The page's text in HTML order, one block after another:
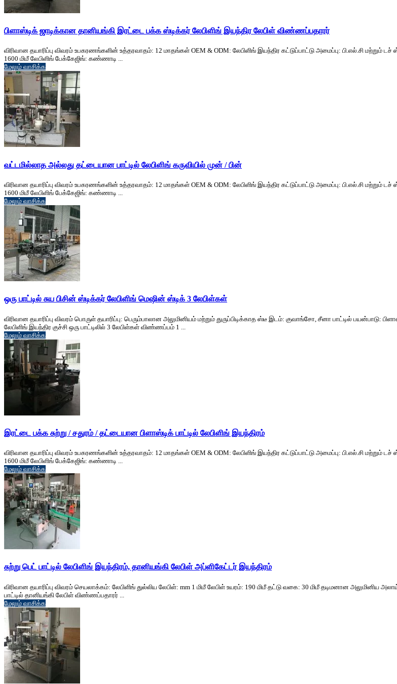
பிளாஸ்டிக் ஜாடிக்கான தானியங்கி இரட்டை பக்க ஸ்டிக்கர் லேபிளிங் இயந்திர லேபிள் விண்ணப்பதாரர்
விரிவான தயாரிப்பு விவரம் உபகரணங்களின் உத்தரவாதம்: 12 மாதங்கள் OEM & ODM: லேபிளிங் இயந்திர கட்டுப்பாட்டு அமைப்பு: பி.எல்.சி மற்றும் டச்
1600 மிமீ லேபிளிங் பேக்கேஜிங்: கண்ணாடி ...
மேலும் வாசிக்க
வட்டமில்லாத அல்லது தட்டையான பாட்டில் லேபிளிங் கருவியில் முன் / பின்
விரிவான தயாரிப்பு விவரம் உபகரணங்களின் உத்தரவாதம்: 12 மாதங்கள் OEM & ODM: லேபிளிங் இயந்திர கட்டுப்பாட்டு அமைப்பு: பி.எல்.சி மற்றும் டச்
1600 மிமீ லேபிளிங் பேக்கேஜிங்: கண்ணாடி ...
மேலும் வாசிக்க
ஒரு பாட்டில் சுய பிசின் ஸ்டிக்கர் லேபிளிங் மெஷின் ஸ்டிக் 3 லேபிள்கள்
விரிவான தயாரிப்பு விவரம் பொருள் தயாரிப்பு: பெரும்பாலான அலுமினியம் மற்றும் துருப்பிடிக்காத ஸ்டீ இடம்: குவாங்சோ, சீனா பாட்டில் பயன்பாடு:
லேபிளிங் இயந்திர குச்சி ஒரு பாட்டிலில் 3 லேபிள்கள் விண்ணப்பம் 1 ...
மேலும் வாசிக்க
இரட்டை பக்க சுற்று / சதுரம் / தட்டையான பிளாஸ்டிக் பாட்டில் லேபிளிங் இயந்திரம்
விரிவான தயாரிப்பு விவரம் உபகரணங்களின் உத்தரவாதம்: 12 மாதங்கள் OEM & ODM: லேபிளிங் இயந்திர கட்டுப்பாட்டு அமைப்பு: பி.எல்.சி மற்றும் டச்
1600 மிமீ லேபிளிங் பேக்கேஜிங்: கண்ணாடி ...
மேலும் வாசிக்க
சுற்று பெட் பாட்டில் லேபிளிங் இயந்திரம், தானியங்கி லேபிள் அப்ளிகேட்டர் இயந்திரம்
விரிவான தயாரிப்பு விவரம் செயலாக்கம்: லேபிளிங் துல்லிய லேபிள்: mm 1 மிமீ லேபிள் உயரம்: 190 மிமீ தட்டு வகை: 30 மிமீ தடிமனான அலுமினிய
பாட்டில் தானியங்கி லேபிள் விண்ணப்பதாரர் ...
மேலும் வாசிக்க